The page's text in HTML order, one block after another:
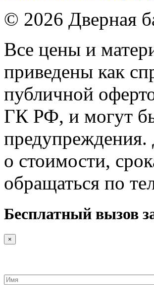
© 2026 Дверная
Все цены и
приведены как
публичной
ГК РФ, и могут
о стоимости,
обращаться по
Бесплатный вызов
×